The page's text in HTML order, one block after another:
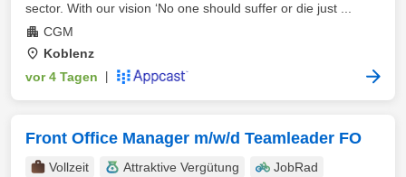
sector. With our vision ‘No one should suffer or die just ...
CGM
Koblenz
vor 4 Tagen
Front Office Manager m/w/d Teamleader FO
Vollzeit Attraktive Vergütung
JobRad